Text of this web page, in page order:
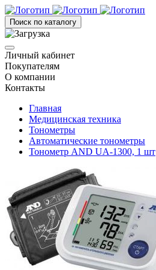
Поиск по каталогу
Личный кабинет
Покупателям
О компании
Контакты
Главная
Медицинская техника
Тонометры
Автоматические тонометры
Тонометр AND UA-1300, 1 шт